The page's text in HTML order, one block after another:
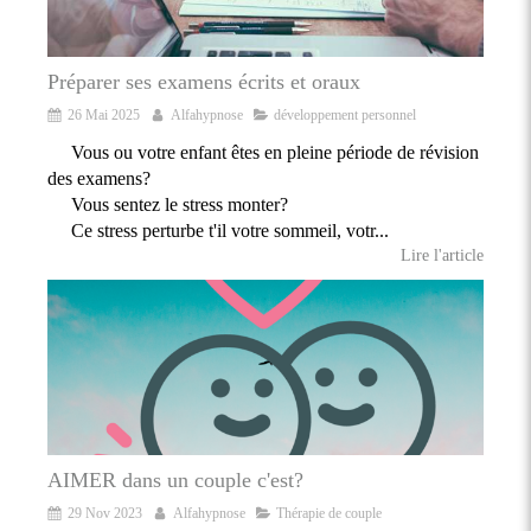
Préparer ses examens écrits et oraux
26 Mai 2025 Alfahypnose développement personnel
Vous ou votre enfant êtes en pleine période de révision
des examens?
Vous sentez le stress monter?
Ce stress perturbe t'il votre sommeil, votr...
Lire l'article
AIMER dans un couple c'est?
29 Nov 2023 Alfahypnose Thérapie de couple